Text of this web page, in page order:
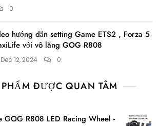
0
hướng dẫn setting Game ETS2 , Forza 5
với vô lăng GOG R808
Dec 12, 2024 0
ĐƯỢC QUAN TÂM
GOG R808 LED Racing Wheel -